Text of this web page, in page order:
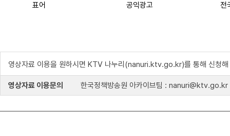
표어 공익광고 전
영상자료 이용을 원하시면 KTV 나누리(nanuri.ktv.go.kr)를 통해 신청해
영상자료 이용문의 한국정책방송원 아카이브팀 : nanuri@ktv.go.kr